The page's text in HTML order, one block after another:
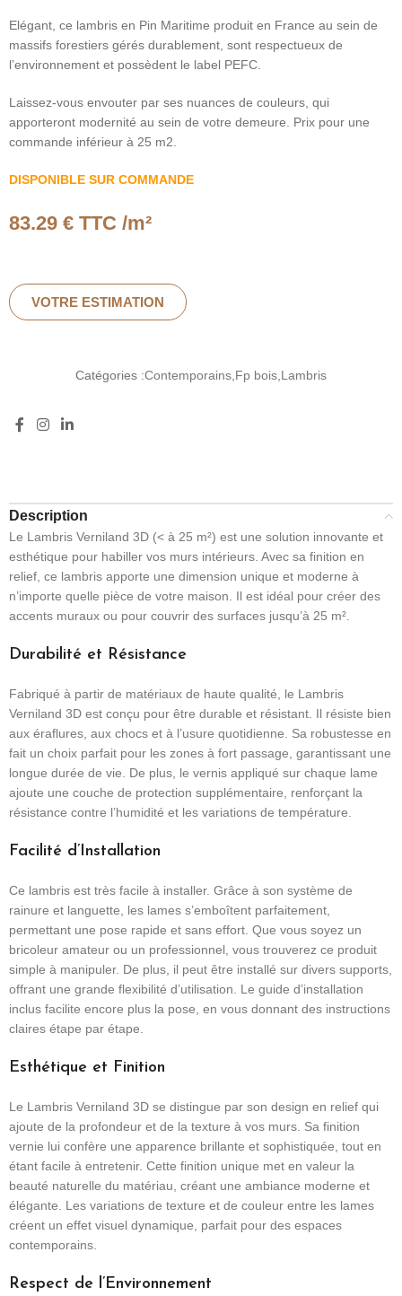
Elégant, ce lambris en Pin Maritime produit en France au sein de
massifs forestiers gérés durablement, sont respectueux de
l’environnement et possèdent le label PEFC.
Laissez-vous envouter par ses nuances de couleurs, qui
apporteront modernité au sein de votre demeure. Prix pour une
commande inférieur à 25 m2.
DISPONIBLE SUR COMMANDE
83.29 € TTC /m²
VOTRE ESTIMATION
Catégories :Contemporains Fp bois Lambris
Description
Le Lambris Verniland 3D (< à 25 m²) est une solution innovante et
esthétique pour habiller vos murs intérieurs. Avec sa finition en
relief, ce lambris apporte une dimension unique et moderne à
n’importe quelle pièce de votre maison. Il est idéal pour créer des
accents muraux ou pour couvrir des surfaces jusqu’à 25 m².
Durabilité et Résistance
Fabriqué à partir de matériaux de haute qualité, le Lambris
Verniland 3D est conçu pour être durable et résistant. Il résiste bien
aux éraflures, aux chocs et à l’usure quotidienne. Sa robustesse en
fait un choix parfait pour les zones à fort passage, garantissant une
longue durée de vie. De plus, le vernis appliqué sur chaque lame
ajoute une couche de protection supplémentaire, renforçant la
résistance contre l’humidité et les variations de température.
Facilité d’Installation
Ce lambris est très facile à installer. Grâce à son système de
rainure et languette, les lames s’emboîtent parfaitement,
permettant une pose rapide et sans effort. Que vous soyez un
bricoleur amateur ou un professionnel, vous trouverez ce produit
simple à manipuler. De plus, il peut être installé sur divers supports,
offrant une grande flexibilité d’utilisation. Le guide d’installation
inclus facilite encore plus la pose, en vous donnant des instructions
claires étape par étape.
Esthétique et Finition
Le Lambris Verniland 3D se distingue par son design en relief qui
ajoute de la profondeur et de la texture à vos murs. Sa finition
vernie lui confère une apparence brillante et sophistiquée, tout en
étant facile à entretenir. Cette finition unique met en valeur la
beauté naturelle du matériau, créant une ambiance moderne et
élégante. Les variations de texture et de couleur entre les lames
créent un effet visuel dynamique, parfait pour des espaces
contemporains.
Respect de l’Environnement